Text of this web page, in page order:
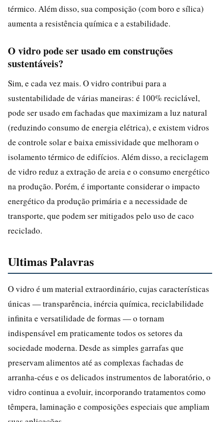
térmico. Além disso, sua composição (com boro e sílica)
aumenta a resistência química e a estabilidade.
O vidro pode ser usado em construções
sustentáveis?
Sim, e cada vez mais. O vidro contribui para a
sustentabilidade de várias maneiras: é 100% reciclável,
pode ser usado em fachadas que maximizam a luz natural
(reduzindo consumo de energia elétrica), e existem vidros
de controle solar e baixa emissividade que melhoram o
isolamento térmico de edifícios. Além disso, a reciclagem
de vidro reduz a extração de areia e o consumo energético
na produção. Porém, é importante considerar o impacto
energético da produção primária e a necessidade de
transporte, que podem ser mitigados pelo uso de caco
reciclado.
Ultimas Palavras
O vidro é um material extraordinário, cujas características
únicas — transparência, inércia química, reciclabilidade
infinita e versatilidade de formas — o tornam
indispensável em praticamente todos os setores da
sociedade moderna. Desde as simples garrafas que
preservam alimentos até as complexas fachadas de
arranha-céus e os delicados instrumentos de laboratório, o
vidro continua a evoluir, incorporando tratamentos como
têmpera, laminação e composições especiais que ampliam